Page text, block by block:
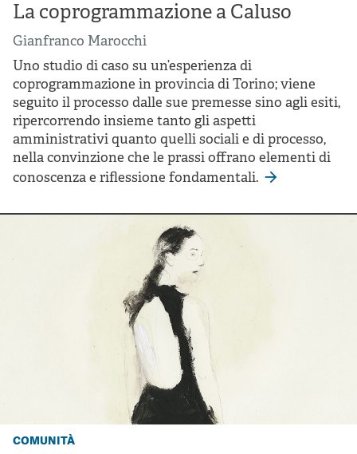
La coprogrammazione a Caluso
Gianfranco Marocchi
Uno studio di caso su un’esperienza di
coprogrammazione in provincia di Torino; viene
seguito il processo dalle sue premesse sino agli esiti,
ripercorrendo insieme tanto gli aspetti
amministrativi quanto quelli sociali e di processo,
nella convinzione che le prassi offrano elementi di
conoscenza e riflessione fondamentali.
comunità